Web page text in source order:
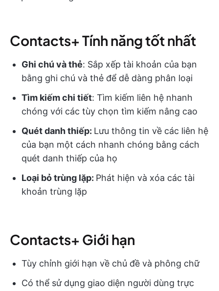
Contacts+ Tính năng tốt nhất
Ghi chú và thẻ: Sắp xếp tài khoản của bạn
bằng ghi chú và thẻ để dễ dàng phân loại
Tìm kiếm chi tiết: Tìm kiếm liên hệ nhanh
chóng với các tùy chọn tìm kiếm nâng cao
Quét danh thiếp: Lưu thông tin về các liên hệ
của bạn một cách nhanh chóng bằng cách
quét danh thiếp của họ
Loại bỏ trùng lặp: Phát hiện và xóa các tài
khoản trùng lặp
Contacts+ Giới hạn
Tùy chỉnh giới hạn về chủ đề và phông chữ
Có thể sử dụng giao diện người dùng trực